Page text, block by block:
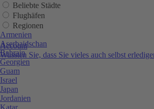
Account
Wussten Sie, dass Sie vieles auch selbst
Beliebte Städte
Flughäfen
Regionen
Armenien
Aserbaidschan
Bahrain
Georgien
Guam
Israel
Japan
Jordanien
Katar